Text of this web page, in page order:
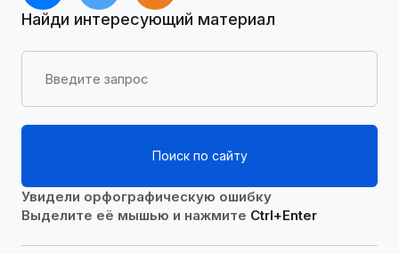
Найди интересующий материал
Поиск по сайту
Увидели орфографическую ошибку
Выделите её мышью и нажмите Ctrl+Enter